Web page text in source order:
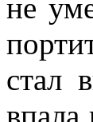
не
стал
впала